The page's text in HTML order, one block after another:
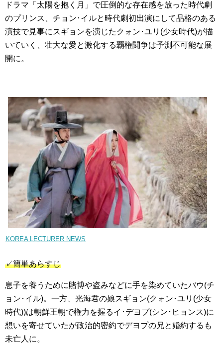
ドラマ「太陽を抱く月」で圧倒的な存在感を放った時代劇
のプリンス、チョン･イルと時代劇初出演にして品格のある
演技で見事にスギョンを演じたクォン･ユリ(少女時代)が描
いていく、壮大な愛と激化する覇権闘争は予測不可能な展
開に。
KOREA LECTURER NEWS
✓簡単あらすじ
息子を養うために賭博や盗みなどに手を染めていたバウ(チ
ョン･イル)。一方、光海君の娘スギョン(クォン･ユリ(少女
時代))は朝鮮王朝で権力を握るイ･デヨプ(シン･ヒョンス)に
想いを寄せていたが政治的密約でデヨプの兄と婚約するも
未亡人に。